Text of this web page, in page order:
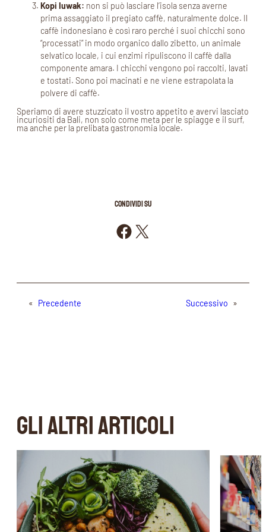
Kopi Iuwak: non si può lasciare l’isola senza averne
prima assaggiato il pregiato caffè, naturalmente dolce. Il
caffè indonesiano è così raro perché i suoi chicchi sono
“processati” in modo organico dallo zibetto, un animale
selvatico locale, i cui enzimi ripuliscono il caffè dalla
componente amara. I chicchi vengono poi raccolti, lavati
e tostati. Sono poi macinati e ne viene estrapolata la
polvere di caffè.
Speriamo di avere stuzzicato il vostro appetito e avervi lasciato
incuriositi da Bali, non solo come meta per le spiagge e il surf,
ma anche per la prelibata gastronomia locale.
CONDIVIDI SU
Condividi su Facebook
Condividi su X
« Precedente Successivo »
GLI ALTRI ARTICOLI